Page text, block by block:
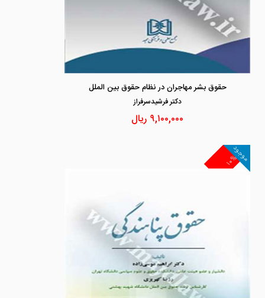
حقوق بشر مهاجران در نظام حقوق بین الملل
دكتر فرشيدسرفراز
۹,۱۰۰,۰۰۰ ریال
۱۰%
موجود